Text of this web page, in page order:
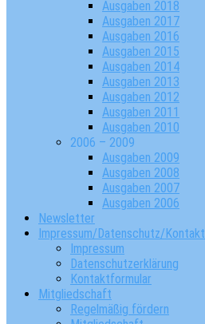
Ausgaben 2018
Ausgaben 2017
Ausgaben 2016
Ausgaben 2015
Ausgaben 2014
Ausgaben 2013
Ausgaben 2012
Ausgaben 2011
Ausgaben 2010
2006 – 2009
Ausgaben 2009
Ausgaben 2008
Ausgaben 2007
Ausgaben 2006
Newsletter
Impressum/Datenschutz/Kontakt
Impressum
Datenschutzerklärung
Kontaktformular
Mitgliedschaft
Regelmäßig fördern